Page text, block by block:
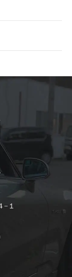
−１